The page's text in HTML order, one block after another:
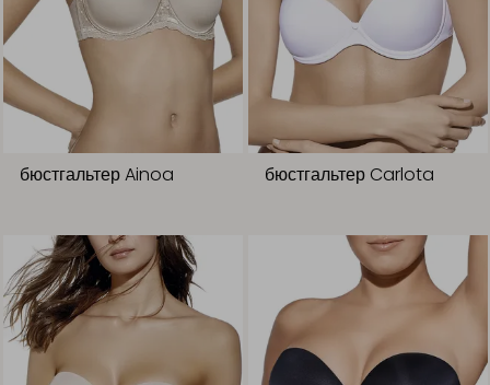
бюстгальтер Ainoa бюстгальтер Carlota